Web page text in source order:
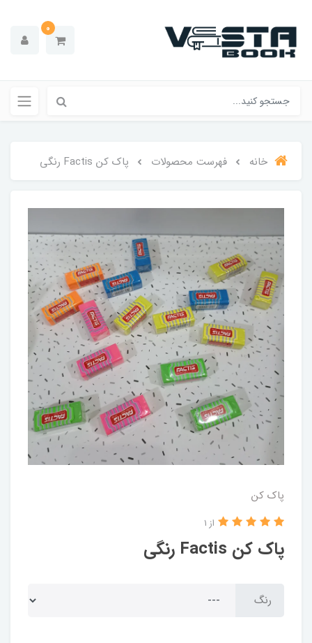
0
خانه فهرست محصولات پاک کن Factis رنگی
پاک کن
پاک کن Factis رنگی
از 1
رنگ